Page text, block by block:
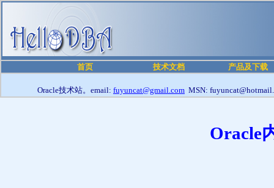
首页 技术文档 产品及下载
Oracle技术站。email: fuyuncat@gmail.com MSN:
Oracle